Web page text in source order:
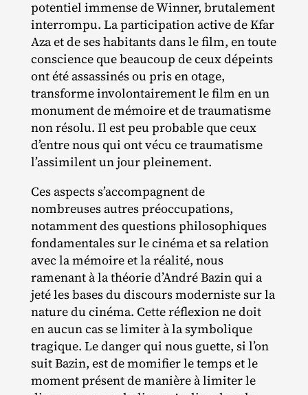
potentiel immense de Winner, brutalement
interrompu. La participation active de Kfar
Aza et de ses habitants dans le film, en toute
conscience que beaucoup de ceux dépeints
ont été assassinés ou pris en otage,
transforme involontairement le film en un
monument de mémoire et de traumatisme
non résolu. Il est peu probable que ceux
d’entre nous qui ont vécu ce traumatisme
l’assimilent un jour pleinement.
Ces aspects s’accompagnent de
nombreuses autres préoccupations,
notamment des questions philosophiques
fondamentales sur le cinéma et sa relation
avec la mémoire et la réalité, nous
ramenant à la théorie d’André Bazin qui a
jeté les bases du discours moderniste sur la
nature du cinéma. Cette réflexion ne doit
en aucun cas se limiter à la symbolique
tragique. Le danger qui nous guette, si l’on
suit Bazin, est de momifier le temps et le
moment présent de manière à limiter le